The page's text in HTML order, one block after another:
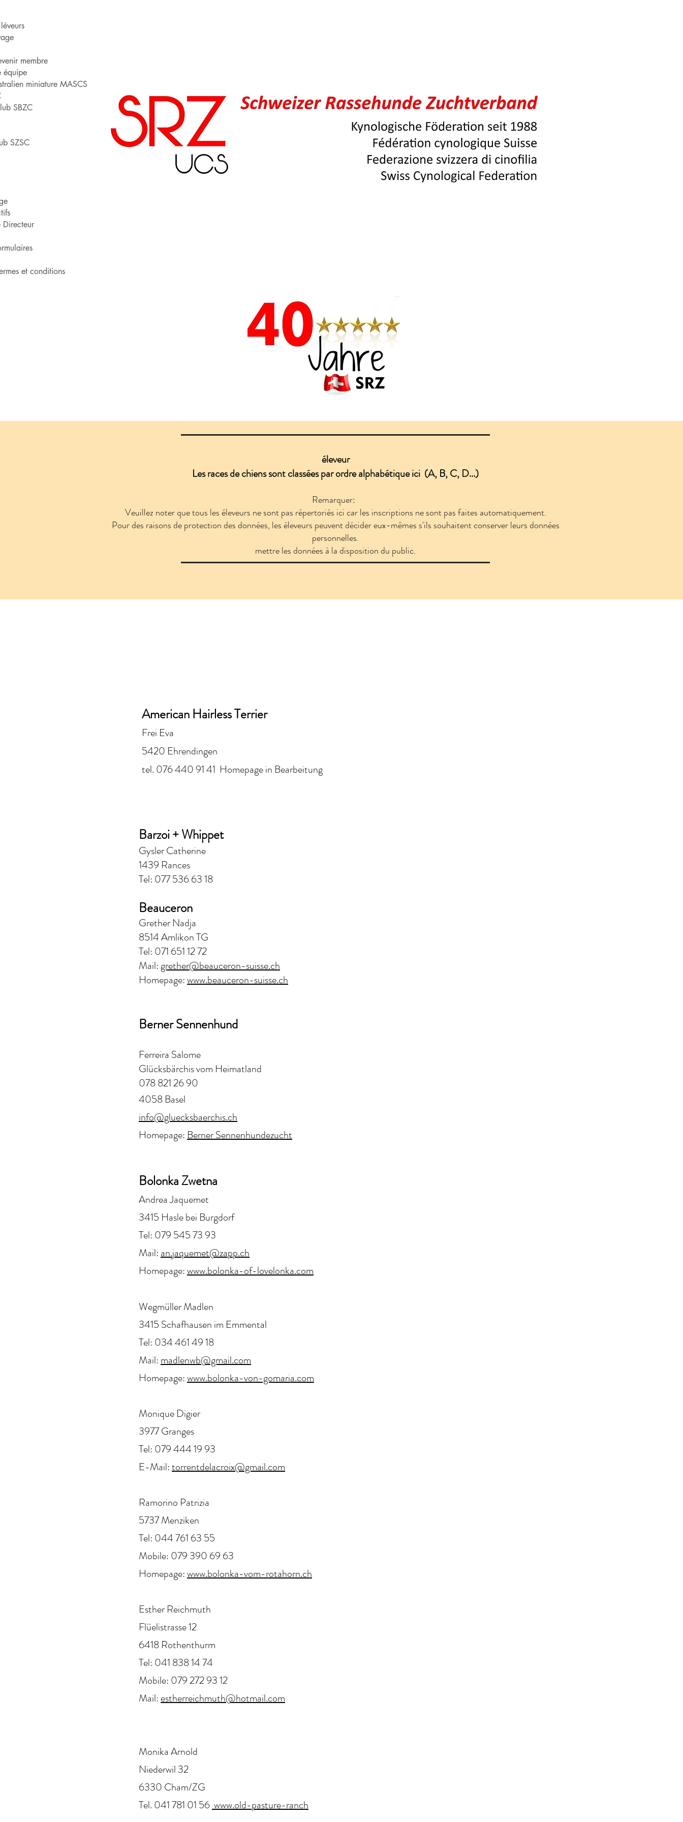
membre
équipe
miniature MASCS
SBZC
SZSC
Directeur
et conditions
éleveur
Les races de chiens sont classées par ordre alphabétique ici (A, B, C, D...)
Remarquer:
Veuillez noter que tous les éleveurs ne sont pas répertoriés ici car les inscriptions ne sont pas faites automatiquement.
Pour des raisons de protection des données, les éleveurs peuvent décider eux-mêmes s'ils souhaitent conserver leurs données
personnelles.
mettre les données à la disposition du public.
American Hairless Terrier
Frei Eva
5420 Ehrendingen
tel. 076 440 91 41 Homepage in Bearbeitung
Barzoi + Whippet
Gysler Catherine
1439 Rances
Tel: 077 536 63 18
Beauceron
Grether Nadja
8514 Amlikon TG
Tel: 071 651 12 72
Mail:grether@beauceron-suisse.ch
Homepage:www.beauceron-suisse.ch
Berner Sennenhund
Ferreira Salome
Glücksbärchis vom Heimatland
078 821 26 90
4058 Basel
info@gluecksbaerchis.ch
Homepage:Berner Sennenhundezucht
Bolonka Zwetna
Andrea Jaquemet
3415 Hasle bei Burgdorf
Tel: 079 545 73 93
Mail:an.jaquemet@zapp.ch
Homepage:www.bolonka-of-lovelonka.com
Wegmüller Madlen
3415 Schafhausen im Emmental
Tel: 034 461 49 18
Mail:madlenwb@gmail.com
Homepage:www.bolonka-von-gomaria.com
Monique Digier
3977 Granges
Tel: 079 444 19 93
E-Mail:torrentdelacroix@gmail.com
Ramorino Patrizia
5737 Menziken
Tel: 044 761 63 55
Mobile: 079 390 69 63
Homepage:www.bolonka-vom-rotahorn.ch
Esther Reichmuth
Flüelistrasse 12
6418 Rothenthurm
Tel: 041 838 14 74
Mobile: 079 272 93 12
Mail:estherreichmuth@hotmail.com
Monika Arnold
Niederwil 32
6330 Cham/ZG
Tel. 041 781 01 56www.old-pasture-ranch